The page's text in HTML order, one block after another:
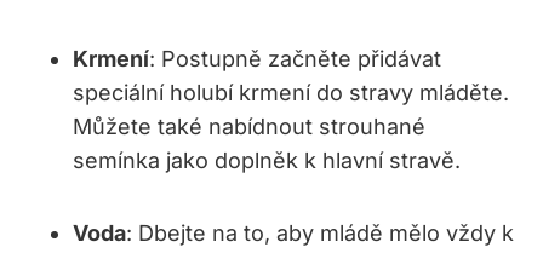
Krmení: Postupně začněte přidávat
speciální holubí krmení do stravy mláděte.
Můžete také nabídnout strouhané
semínka jako doplněk k hlavní stravě.
Voda: Dbejte na to, aby mládě mělo vždy k